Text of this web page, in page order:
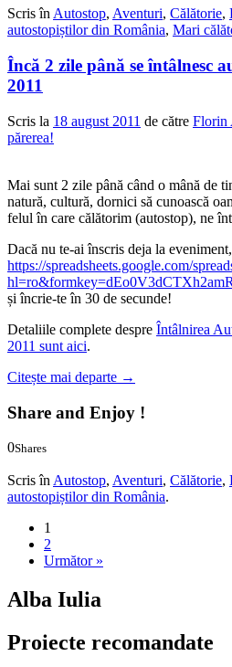
Scris înAutostop, Aventuri, Călătorie,
autostopiștilor din România, Mari
Încă 2 zile până se întâlnesc
2011
Scris la 18 august 2011 de către Florin
părerea!
Mai sunt 2 zile până când o mână de
natură, cultură, dornici să cunoască
felul în care călătorim (autostop), ne
Dacă nu te-ai înscris deja la
https://spreadsheets.google.com/
și încrie-te în 30 de secunde!
Detaliile complete despre Întâlnirea
2011 sunt aici.
Citește mai departe →
Share and Enjoy !
0Shares
Scris în Autostop, Aventuri, Călătorie,
autostopiștilor din România.
1
2
Următor »
Alba Iulia
Proiecte recomandate